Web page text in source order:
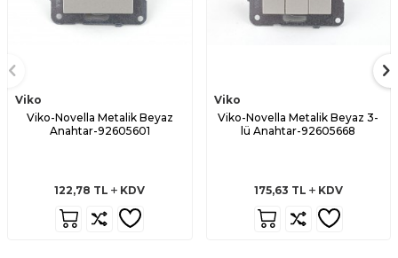
Viko
Viko-Novella Metalik Beyaz
Anahtar-92605601
122,78 TL KDV
Viko
Viko-Novella Metalik Beyaz 3-
lü Anahtar-92605668
175,63 TL KDV